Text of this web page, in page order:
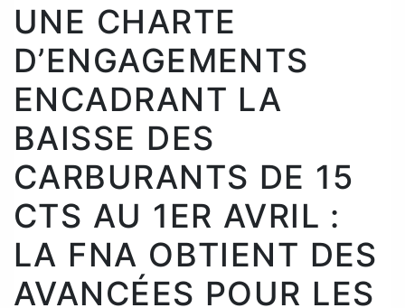
UNE CHARTE
D’ENGAGEMENTS
ENCADRANT LA
BAISSE DES
CARBURANTS DE 15
CTS AU 1ER AVRIL :
LA FNA OBTIENT DES
AVANCÉES POUR LES